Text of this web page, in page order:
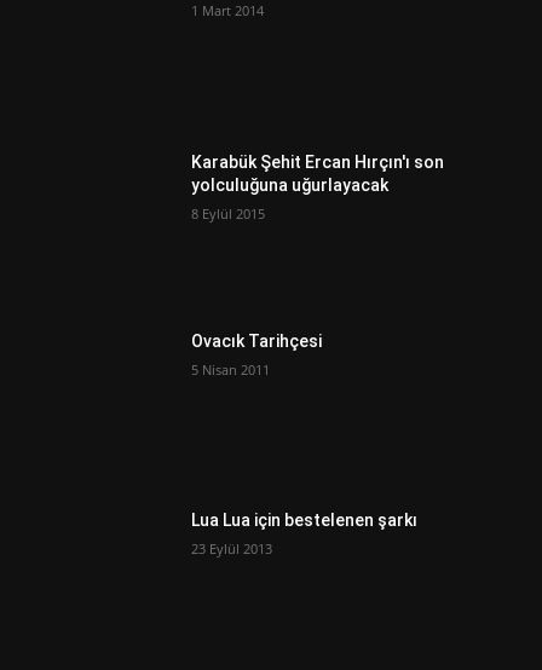
1 Mart 2014
Karabük Şehit Ercan Hırçın'ı son
yolculuğuna uğurlayacak
8 Eylül 2015
Ovacık Tarihçesi
5 Nisan 2011
Lua Lua için bestelenen şarkı
23 Eylül 2013